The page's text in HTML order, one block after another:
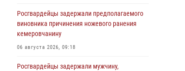
Росгвардейцы задержали предполагаемого
виновника причинения ножевого ранения
кемеровчанину
06 августа 2026, 09:18
Росгвардейцы задержали мужчину,